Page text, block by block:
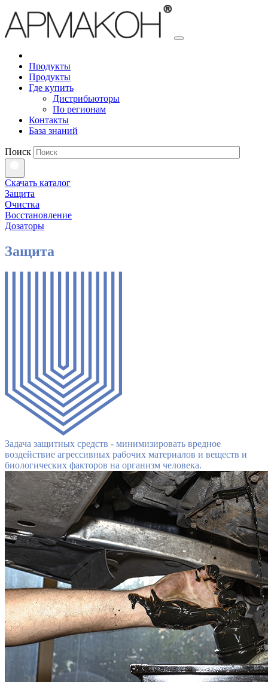
Продукты
Продукты
Где купить
Дистрибьюторы
По регионам
Контакты
База знаний
Поиск
Скачать каталог
Защита
Очистка
Восстановление
Дозаторы
Защита
Задача защитных средств - минимизировать вредное
воздействие агрессивных рабочих материалов и веществ и
биологических факторов на организм человека.